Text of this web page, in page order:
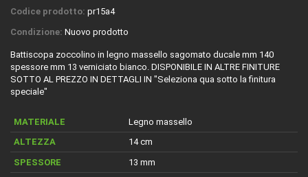
Codice prodotto: pr15a4
Condizione: Nuovo prodotto
Battiscopa zoccolino in legno massello sagomato ducale mm 140
spessore mm 13 verniciato bianco. DISPONIBILE IN ALTRE FINITURE
SOTTO AL PREZZO IN DETTAGLI IN "Seleziona qua sotto la finitura
speciale"
MATERIALE
Legno massello
ALTEZZA
14 cm
SPESSORE
13 mm